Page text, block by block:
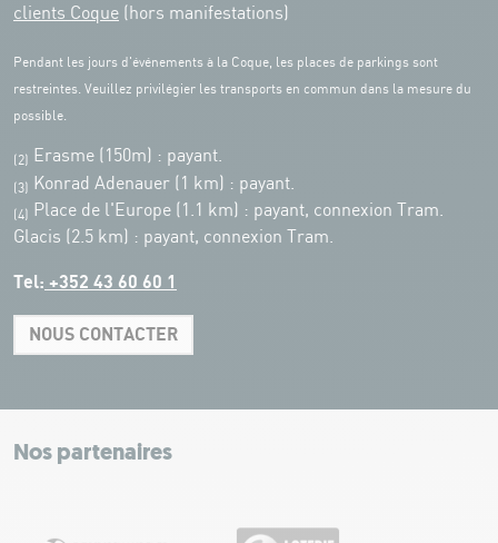
clients Coque (hors manifestations)
Pendant les jours d'événements à la Coque, les places de parkings sont
restreintes. Veuillez privilégier les transports en commun dans la mesure du
possible.
(2) Erasme (150m) : payant.
(3) Konrad Adenauer (1 km) : payant.
(4)
Place de l'Europe (1.1 km) : payant, connexion Tram.
Glacis (2.5 km) : payant, connexion Tram.
Tel: +352 43 60 60 1
NOUS CONTACTER
+
−
Leaflet|Map tiles by Carto, under CC BY 3.0. Data by OpenStreetMap, under
Nos partenaires